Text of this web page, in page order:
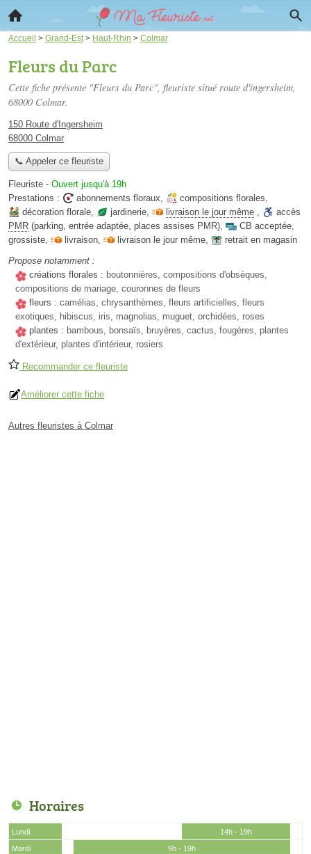
Accueil > Grand-Est > Haut-Rhin > Colmar
Fleurs du Parc
Cette fiche présente "Fleurs du Parc", fleuriste situé route d'ingersheim,
68000 Colmar.
150 Route d'Ingersheim
68000 Colmar
📞 Appeler ce fleuriste
Fleuriste - Ouvert jusqu'à 19h
Prestations :
abonnements floraux, compositions florales,
décoration florale, jardinerie, livraison le jour même ,
accès
PMR (parking, entrée adaptée, places assises PMR), CB acceptée,
grossiste, livraison, livraison le jour même,
retrait en magasin
Propose notamment :
créations florales : boutonnières, compositions d'obsèques,
compositions de mariage, couronnes de fleurs
fleurs : camélias, chrysanthèmes, fleurs artificielles, fleurs
exotiques, hibiscus, iris, magnolias, muguet, orchidées, roses
plantes : bambous, bonsaïs, bruyères, cactus, fougères, plantes
d'extérieur, plantes d'intérieur, rosiers
Recommander ce fleuriste
Améliorer cette fiche
Autres fleuristes à Colmar
Horaires
Lundi
14h - 19h
Mardi
9h - 19h